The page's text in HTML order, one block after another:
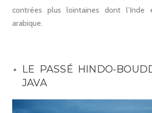
contrées plus lointaines dont l’Inde
arabique.
LE PASSÉ HINDO-
JAVA